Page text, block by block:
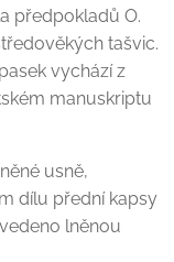
předpokladů O.
tašvic.
vychází z
manuskriptu
usně,
dílu přední kapsy
lněnou